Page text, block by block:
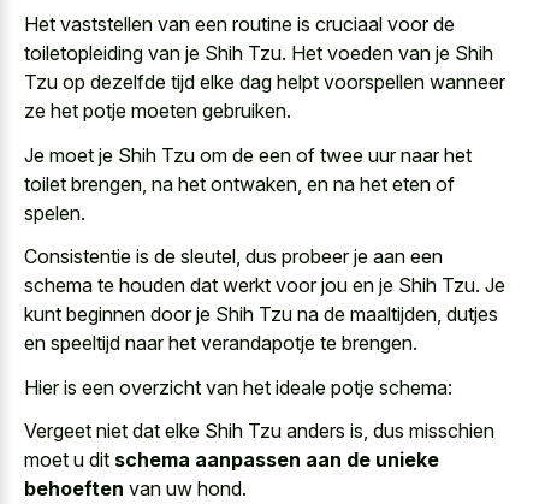
Het vaststellen van een routine is cruciaal voor de
toiletopleiding van je Shih Tzu. Het voeden van je Shih
Tzu op dezelfde tijd elke dag helpt voorspellen wanneer
ze het potje moeten gebruiken.
Je moet je Shih Tzu om de een of twee uur naar het
toilet brengen, na het ontwaken, en na het eten of
spelen.
Consistentie is de sleutel, dus probeer je aan een
schema te houden dat werkt voor jou en je Shih Tzu. Je
kunt beginnen door je Shih Tzu na de maaltijden, dutjes
en speeltijd naar het verandapotje te brengen.
Hier is een overzicht van het ideale potje schema:
Vergeet niet dat elke Shih Tzu anders is, dus misschien
moet u dit schema aanpassen aan de unieke
behoeften van uw hond.